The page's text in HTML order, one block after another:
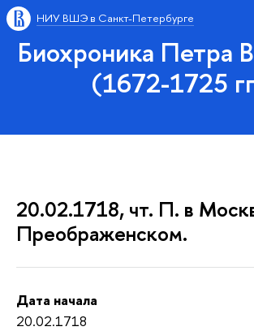
НИУ ВШЭ в Санкт-Петербурге
Биохроника Петра
(1672-1725
20.02.1718, чт. П. в
Преображенском.
Дата начала
20.02.1718